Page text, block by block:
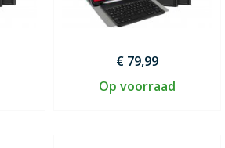
€ 79,99
Op voorraad